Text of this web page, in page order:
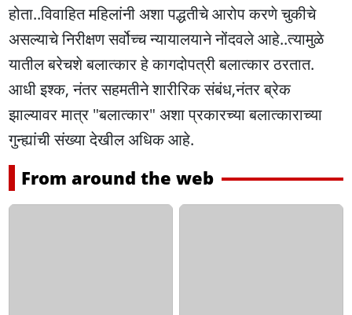
होता..विवाहित महिलांनी अशा पद्धतीचे आरोप करणे चुकीचे
असल्याचे निरीक्षण सर्वोच्च न्यायालयाने नोंदवले आहे..त्यामुळे
यातील बरेचशे बलात्कार हे कागदोपत्री बलात्कार ठरतात.
आधी इश्क, नंतर सहमतीने शारीरिक संबंध,नंतर ब्रेक
झाल्यावर मात्र "बलात्कार" अशा प्रकारच्या बलात्काराच्या
गुन्ह्यांची संख्या देखील अधिक आहे.
From around the web